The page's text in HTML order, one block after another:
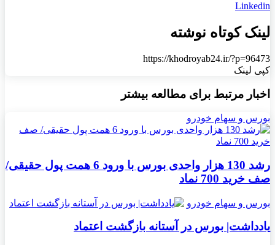
Linkedin
لینک کوتاه نوشته
https://khodroyab24.ir/?p=96473
کپی لینک
اخبار مرتبط برای مطالعه بیشتر
بورس و سهام خودرو
رشد 130 هزار واحدی بورس با ورود 6 همت پول حقیقی/
صف خرید 700 نماد
بورس و سهام خودرو
یادداشت| بورس در آستانه بازگشت اعتماد